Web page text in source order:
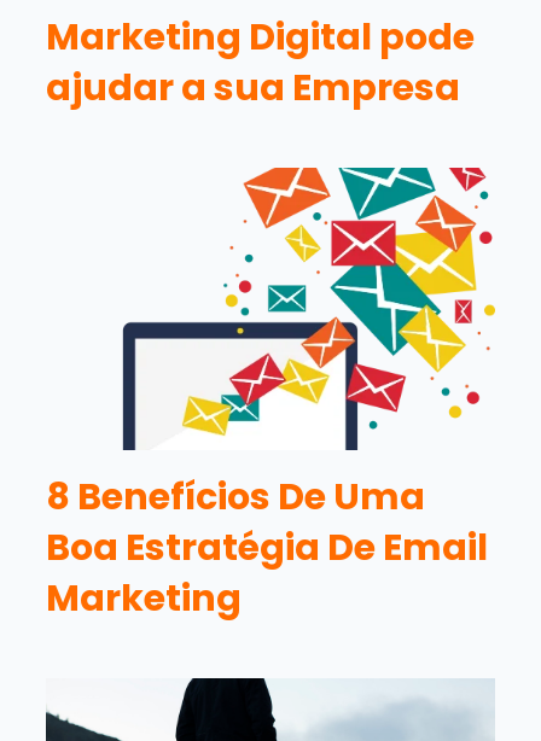
Marketing Digital pode
ajudar a sua Empresa
8 Benefícios De Uma
Boa Estratégia De Email
Marketing